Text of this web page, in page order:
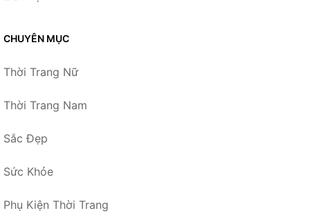
CHUYÊN MỤC
Thời Trang Nữ
Thời Trang Nam
Sắc Đẹp
Sức Khỏe
Phụ Kiện Thời Trang